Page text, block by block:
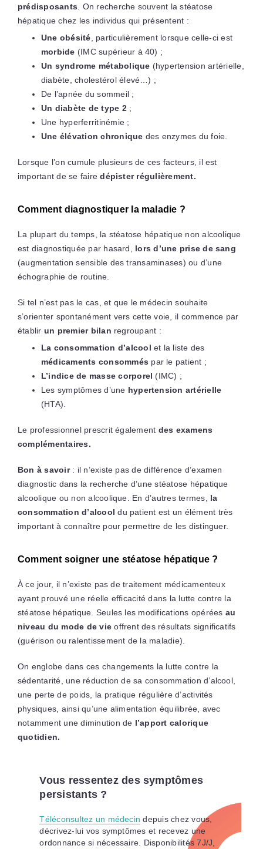
prédisposants . On recherche souvent la stéatose
hépatique chez les individus qui présentent :
Une obésité , particulièrement lorsque celle-ci est
morbide (IMC supérieur à 40) ;
Un syndrome métabolique (hypertension artérielle,
diabète, cholestérol élevé…) ;
De l’apnée du sommeil ;
Un diabète de type 2;
Une hyperferritinémie ;
Une élévation chronique des enzymes du foie.
Lorsque l’on cumule plusieurs de ces facteurs, il est
important de se fairedépister régulièrement.
Comment diagnostiquer la maladie ?
La plupart du temps, la stéatose hépatique non alcoolique
est diagnostiquée par hasard, lors d’une prise de sang
(augmentation sensible des transaminases) ou d’une
échographie de routine.
Si tel n’est pas le cas, et que le médecin souhaite
s’orienter spontanément vers cette voie, il commence par
établir un premier bilan regroupant :
La consommation d’alcool et la liste des
médicaments consommés par le patient ;
L’indice de masse corporel (IMC) ;
Les symptômes d’une hypertension artérielle
(HTA).
Le professionnel prescrit également des examens
complémentaires.
Bon à savoir: il n’existe pas de différence d’examen
diagnostic dans la recherche d’une stéatose hépatique
alcoolique ou non alcoolique. En d’autres termes, la
consommation d’alcool du patient est un élément très
important à connaître pour permettre de les distinguer.
Comment soigner une stéatose hépatique ?
À ce jour, il n’existe pas de traitement médicamenteux
ayant prouvé une réelle efficacité dans la lutte contre la
stéatose hépatique. Seules les modifications opérées au
niveau du mode de vie offrent des résultats significatifs
(guérison ou ralentissement de la maladie).
On englobe dans ces changements la lutte contre la
sédentarité, une réduction de sa consommation d’alcool,
une perte de poids, la pratique régulière d’activités
physiques, ainsi qu’une alimentation équilibrée, avec
notamment une diminution de l’apport calorique
quotidien.
Vous ressentez des symptômes
persistants ?
Téléconsultez un médecin depuis chez vous,
décrivez-lui vos symptômes et recevez une
ordonnance si nécessaire. Disponibilités 7J/J,